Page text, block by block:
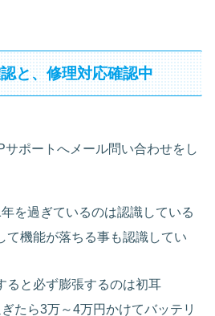
と、修理対応確認中
サポートへメール問い合わせをし
を過ぎているのは認識している
て機能が落ちる事も認識してい
ると必ず膨張するのは初耳
たら3万～4万円かけてバッテリ